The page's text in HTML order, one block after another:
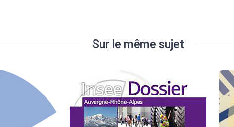
Sur le même sujet